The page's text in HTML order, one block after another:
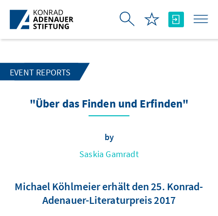
Skip to Main Content
EVENT REPORTS
"Über das Finden und Erfinden"
by
Saskia Gamradt
Michael Köhlmeier erhält den 25. Konrad-
Adenauer-Literaturpreis 2017